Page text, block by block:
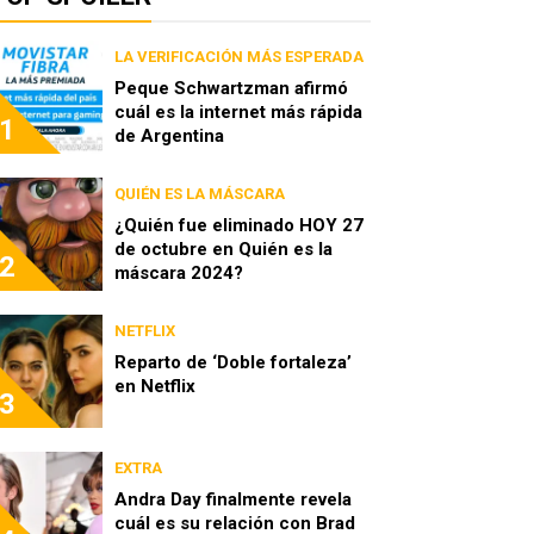
1
LA VERIFICACIÓN MÁS ESPERADA
Peque Schwartzman afirmó
cuál es la internet más rápida
de Argentina
2
QUIÉN ES LA MÁSCARA
¿Quién fue eliminado HOY 27
de octubre en Quién es la
máscara 2024?
3
NETFLIX
Reparto de ‘Doble fortaleza’
en Netflix
EXTRA
Andra Day finalmente revela
cuál es su relación con Brad